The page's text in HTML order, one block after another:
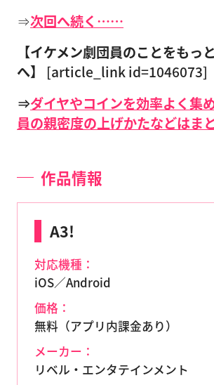
⇒次回へ続く……
【イケメン劇団員のことをもっ
へ】
[article_link id=1046073]
⇒ダイヤやコインを効率よく集
員の親密度の上げかたなどはま
作品情報
A3!
対応機種：
iOS／Android
価格：
無料（アプリ内課金あり）
メーカー：
リベル・エンタテインメント